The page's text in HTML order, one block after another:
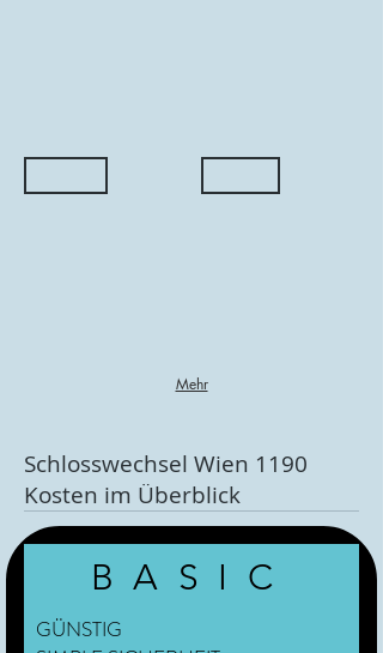
Mehr
Schlosswechsel Wien 1190
Kosten im Überblick
GÜNSTIG
BASIC